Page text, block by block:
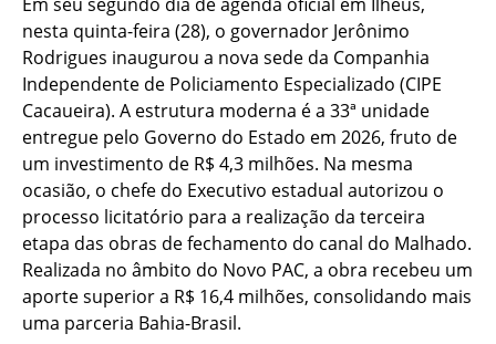
nesta quinta-feira (28), o governador Jerônimo
Rodrigues inaugurou a nova sede da Companhia
Independente de Policiamento Especializado (CIPE
Cacaueira). A estrutura moderna é a 33ª unidade
entregue pelo Governo do Estado em 2026, fruto de
um investimento de R$ 4,3 milhões. Na mesma
ocasião, o chefe do Executivo estadual autorizou o
processo licitatório para a realização da terceira
etapa das obras de fechamento do canal do Malhado.
Realizada no âmbito do Novo PAC, a obra recebeu um
aporte superior a R$ 16,4 milhões, consolidando mais
uma parceria Bahia-Brasil.